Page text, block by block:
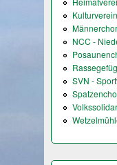
Männerchor
NCC -
SVN -